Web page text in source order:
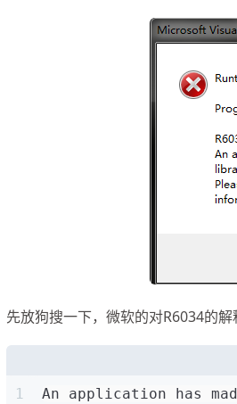
先放狗搜一下，微软的对R6034的解
1
An application has